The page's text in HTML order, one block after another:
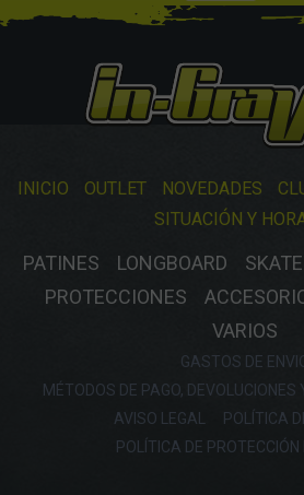
INICIO OUTLET NOVEDADES
SITUACIÓN Y
PATINES LONGBOARD
PROTECCIONES
VARIOS
GASTOS DE
MÉTODOS DE PAGO, DEVOLUCIONES
AVISO LEGAL
POLÍTICA
POLÍTICA DE PROTECCIÓN